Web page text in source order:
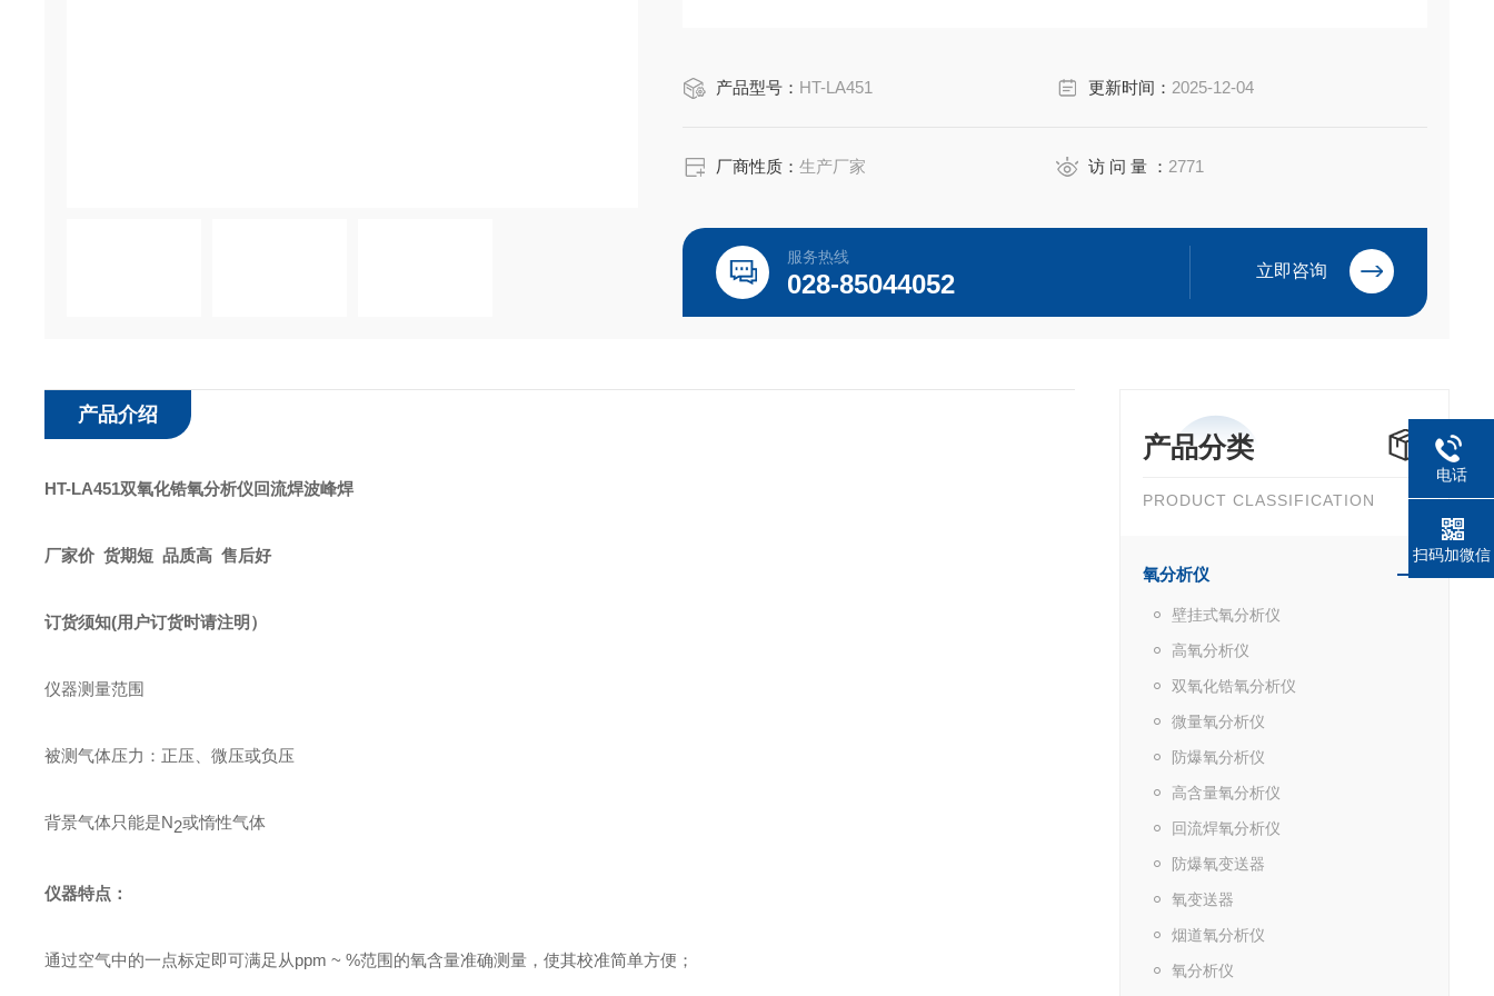
产品型号： HT-LA451 更新时间： 2025-12-04
厂商性质：生产厂家 访 问 量 ： 2771
服务热线
028-85044052 立即咨询
产品分类
PRODUCT CLASSIFICATION
氧分析仪
壁挂式氧分析仪
高氧分析仪
双氧化锆氧分析仪
微量氧分析仪
防爆氧分析仪
高含量氧分析仪
回流焊氧分析仪
防爆氧变送器
氧变送器
烟道氧分析仪
氧分析仪
产品介绍
HT-LA451双氧化锆氧分析仪 回流焊波峰焊
厂家价 货期短 品质高 售后好
订货须知(用户订货时请注明）
仪器测量范围
被测气体压力：正压、微压或负压
背景气体只能是N2或惰性气体
仪器特点：
通过空气中的一点标定即可满足从ppm ~ %范围的氧含量准确测量，使其校准简单方便；
电话
扫码加微信